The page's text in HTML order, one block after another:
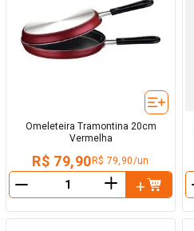
Omeleteira Tramontina 20cm
Vermelha
R$ 79,90 R$ 79,90/un
＋